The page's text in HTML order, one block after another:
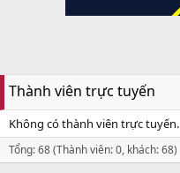
Thành viên trực tuyến
Không có thành viên trực tuyến.
Tổng: 68 (Thành viên: 0, khách: 68)